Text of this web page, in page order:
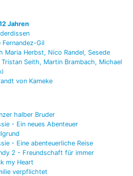
Jahren
Fernandez-Gil
Maria Herbst, Nico Randel, Sesede
Tristan Seith, Martin Brambach, Michael
von Kameke
halber Bruder
- Ein neues Abenteuer
- Eine abenteuerliche Reise
2 - Freundschaft für immer
my Heart
verpflichtet